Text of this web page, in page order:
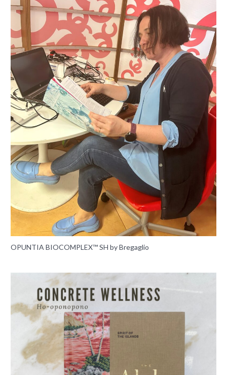
OPUNTIA BIOCOMPLEX™ SH by Bregaglio